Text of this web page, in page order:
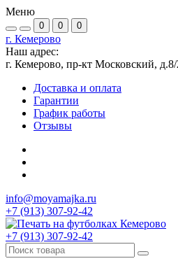
Меню
0 0 0
г. Кемерово
Наш адрес:
г. Кемерово, пр-кт Московский, д.8/
Доставка и оплата
Гарантии
График работы
Отзывы
info@moyamajka.ru
+7 (913) 307-92-42
+7 (913) 307-92-42